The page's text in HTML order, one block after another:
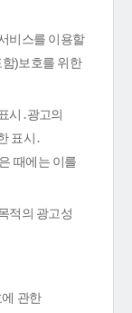
비스를 이용할
)보호를 위한
시․광고의
표시․
때에는 이를
적의 광고성
관한